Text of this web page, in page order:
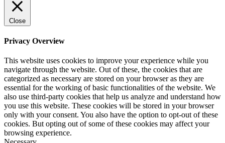
Close
Privacy Overview
This website uses cookies to improve your experience while you
navigate through the website. Out of these, the cookies that are
categorized as necessary are stored on your browser as they are
essential for the working of basic functionalities of the website. We
also use third-party cookies that help us analyze and understand how
you use this website. These cookies will be stored in your browser
only with your consent. You also have the option to opt-out of these
cookies. But opting out of some of these cookies may affect your
browsing experience.